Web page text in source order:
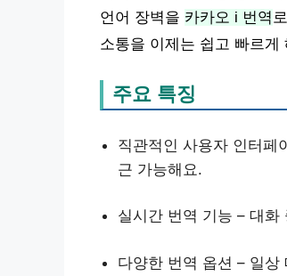
언어 장벽을 카카오 i 번역
소통을 이제는 쉽고 빠르게
주요 특징
직관적인 사용자 인터페
근 가능해요.
실시간 번역 기능 – 대
다양한 번역 옵션 – 일